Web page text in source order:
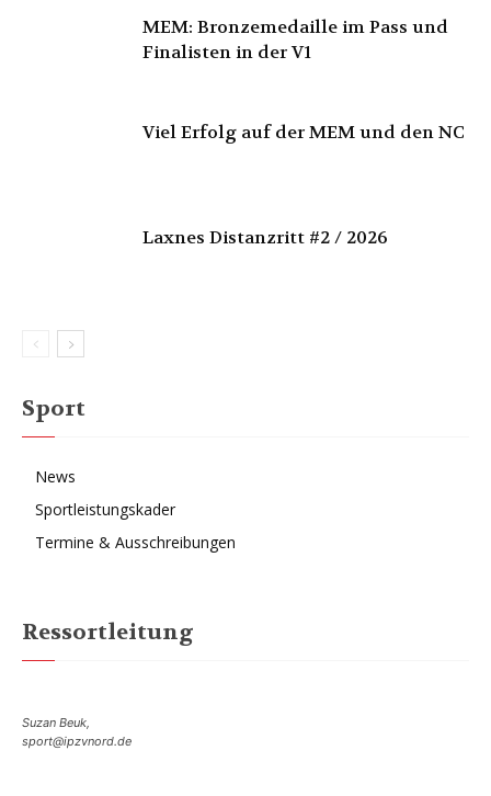
MEM: Bronzemedaille im Pass und
Finalisten in der V1
Viel Erfolg auf der MEM und den NC
Laxnes Distanzritt #2 / 2026
Sport
News
Sportleistungskader
Termine & Ausschreibungen
Ressortleitung
Suzan Beuk,
sport@ipzvnord.de